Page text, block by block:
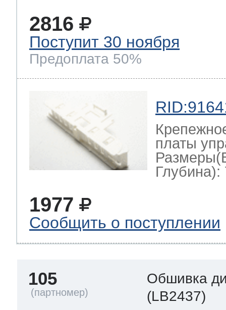
2816
Поступит 30 ноября
Предоплата 50%
платы
Глубина):
1977
Сообщить о поступлении
105
Обшивка
(LB2437)